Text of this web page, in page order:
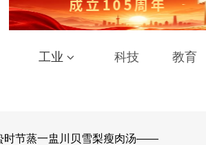
工业 科技 教育
时节蒸一盅川贝雪梨瘦肉汤——